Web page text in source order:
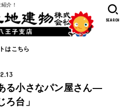
介！
はこちら
SEARCH
る小さなパン屋さん—
台」